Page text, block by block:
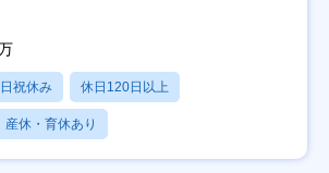
祝休み 休日120日以上
産休・育休あり